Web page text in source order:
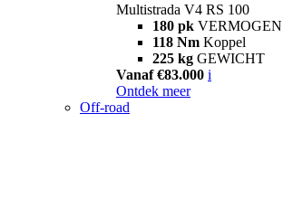
Multistrada V4 RS 100
180 pk VERMOGEN
118 Nm Koppel
225 kg GEWICHT
Vanaf €83.000 i
Ontdek meer
Off-road